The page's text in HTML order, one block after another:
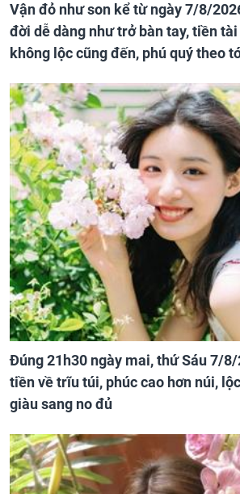
Vận đỏ như son kể từ ngày 7/8/
đời dễ dàng như trở bàn tay, tiền
không lộc cũng đến, phú quý theo
Đúng 21h30 ngày mai, thứ Sáu 7/
tiền về trĩu túi, phúc cao hơn núi,
giàu sang no đủ